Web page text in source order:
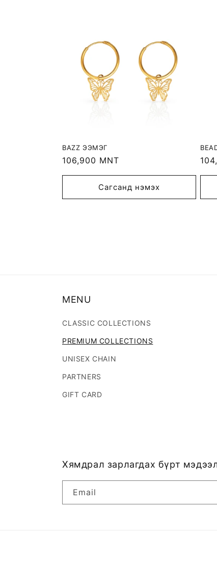
BAZZ ЭЭМЭГ
Regular
price
106,900 MNT
Сагсанд нэмэх
MENU
CLASSIC COLLECTIONS
PREMIUM COLLECTIONS
UNISEX CHAIN
PARTNERS
GIFT CARD
Хямдрал зарлагдах бүрт
Email